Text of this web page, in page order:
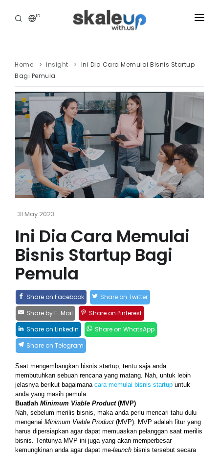
ID
BUSINESS HEALTH SCANNING
HOW WE HELP
INSIGHT
ABOUT
CAREER
TOOLS ASSESSMENT
Home insight
Ini Dia Cara Memulai Bisnis Startup
Bagi Pemula
31 May 2023
Ini Dia Cara Memulai
Bisnis Startup Bagi
Pemula
Share on Facebook
Share on Twitter
Share by E-Mail
Share on Pinterest
Share on LinkedIn
Share on WhatsApp
Share on Telegram
Saat mengembangkan bisnis startup, tentu saja anda
membutuhkan sebuah rencana yang matang. Nah, untuk lebih
jelasnya berikut bagaimana cara memulai bisnis startup untuk
anda yang masih pemula.
Buatlah Minimum Viable Product (MVP)
Nah, sebelum merilis bisnis, maka anda perlu mencari tahu dulu
mengenai Minimum Viable Product (MVP). MVP adalah fitur yang
harus dipersiapkan agar dapat memuaskan pelanggan saat merilis
bisnis. Tentunya MVP ini juga yang akan memperbesar
kemungkinan anda agar dapat me-launch bisnis tersebut secara